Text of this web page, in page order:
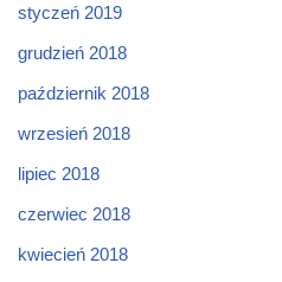
styczeń 2019
grudzień 2018
październik 2018
wrzesień 2018
lipiec 2018
czerwiec 2018
kwiecień 2018